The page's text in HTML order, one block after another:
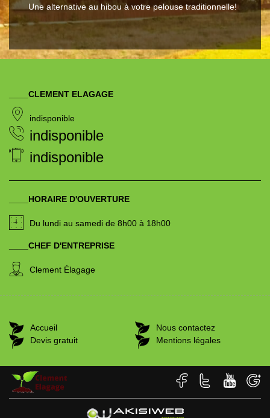
Une alternative au hibou à votre pelouse traditionnelle!
____CLEMENT ELAGAGE
indisponible
indisponible
indisponible
____HORAIRE D'OUVERTURE
Du lundi au samedi de 8h00 à 18h00
____CHEF D'ENTREPRISE
Clement Élagage
Accueil
Nous contactez
Devis gratuit
Mentions légales